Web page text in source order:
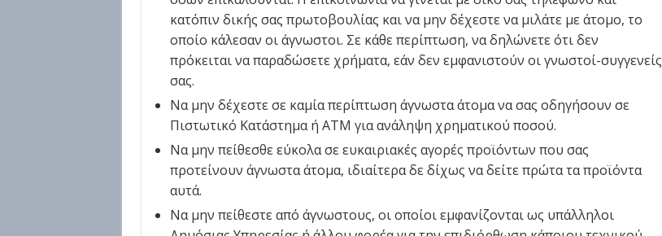
κατόπιν δικής σας πρωτοβουλίας και να μην δέχεστε να μιλάτε με άτομο, το
οποίο κάλεσαν οι άγνωστοι. Σε κάθε περίπτωση, να δηλώνετε ότι δεν
πρόκειται να παραδώσετε χρήματα, εάν δεν εμφανιστούν οι γνωστοί-συγγενείς
σας.
Να μην δέχεστε σε καμία περίπτωση άγνωστα άτομα να σας οδηγήσουν σε
Πιστωτικό Κατάστημα ή ΑΤΜ για ανάληψη χρηματικού ποσού.
Να μην πείθεσθε εύκολα σε ευκαιριακές αγορές προϊόντων που σας
προτείνουν άγνωστα άτομα, ιδιαίτερα δε δίχως να δείτε πρώτα τα προϊόντα
αυτά.
Να μην πείθεστε από άγνωστους, οι οποίοι εμφανίζονται ως υπάλληλοι